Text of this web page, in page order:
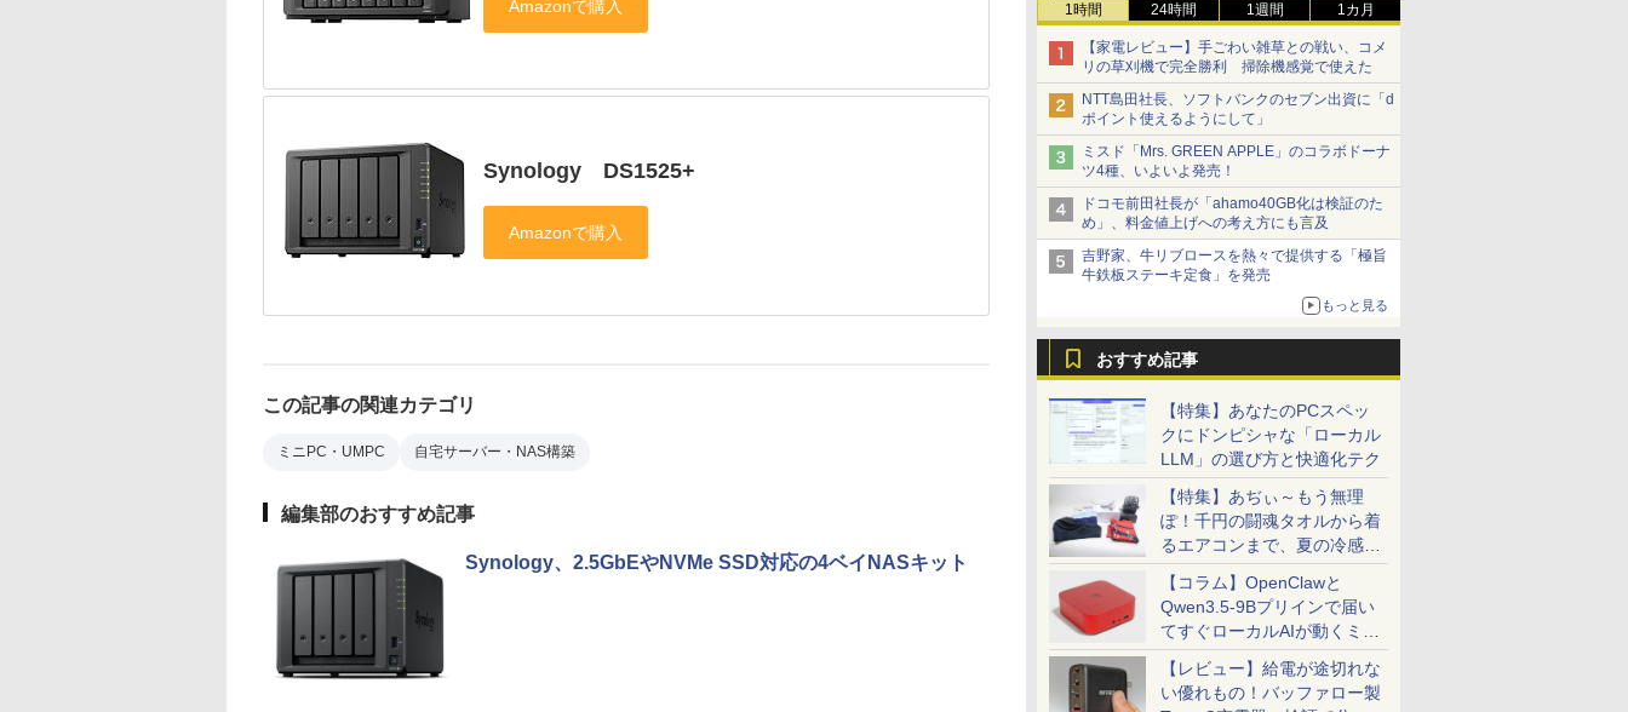
1時間 24時間 1週間 1カ月
【家電レビュー】手ごわい雑草との戦い、コメ
リの草刈機で完全勝利 掃除機感覚で使えた
NTT島田社長、ソフトバンクのセブン出資に「d
ポイント使えるようにして」
ミスド「Mrs. GREEN APPLE」のコラボドーナ
ツ4種、いよいよ発売！
ドコモ前田社長が「ahamo40GB化は検証のた
め」、料金値上げへの考え方にも言及
吉野家、牛リブロースを熱々で提供する「極旨
牛鉄板ステーキ定食」を発売
もっと見る
おすすめ記事
【特集】あなたのPCスペッ
クにドンピシャな「ローカル
LLM」の選び方と快適化テク
【特集】あぢぃ～もう無理
ぽ！千円の闘魂タオルから着
るエアコンまで、夏の冷感グ
ッズ一挙紹介
【コラム】OpenClawと
Qwen3.5-9Bプリインで届い
てすぐローカルAIが動くミニ
PC「SER9 Pro」
【レビュー】給電が途切れな
い優れもの！バッファロー製
Synology DS1525+
この記事の関連カテゴリ
ミニPC・UMPC 自宅サーバー・NAS構築
編集部のおすすめ記事
Synology、2.5GbEやNVMe SSD対応の4ベイNASキット